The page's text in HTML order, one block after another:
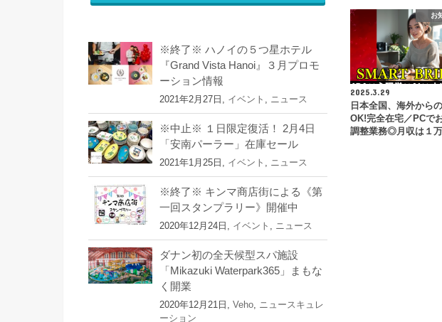
お
2025.3.29
日本全国、海外から
OK!完全在宅／PCで
調整業務◎月収は１
※終了※ ハノイの５つ星ホテル
『Grand Vista Hanoi』３月プロモ
ーション情報
2021年2月27日, イベント ニュース
※中止※ １日限定復活！ 2月4日
「安南パーラー」在庫セール
2021年1月25日, イベント ニュース
※終了※ キンマ商店街による《第
一回スタンプラリー》開催中
2020年12月24日, イベント ニュース
ダナン初の全天候型スパ施設
「Mikazuki Waterpark365」まもな
く開業
2020年12月21日, Veho
ニュースキュレ
ーション